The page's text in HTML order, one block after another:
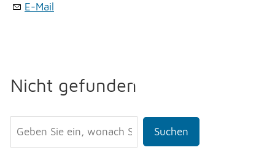
Vorlesen pausieren
KONTAKT
E-Mail
Nicht gefunden
Suchen